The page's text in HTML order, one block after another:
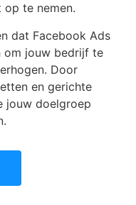
te nemen.
dat Facebook Ads
om jouw bedrijf te
Door
en gerichte
jouw doelgroep